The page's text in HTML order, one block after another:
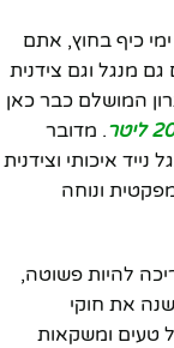
כיף בחוץ, אתם
מנגל וגם צידנית
המושלם כבר כאן
. מדובר
איכותי וצידנית
קומפקטית ונוחה
להיות פשוטה,
את חוקי
טעים ומשקאות